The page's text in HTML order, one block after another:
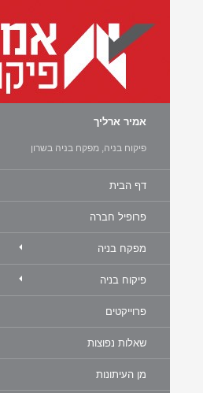
אמיר ארליך
פיקוח בניה, מפקח בניה בשרון
דף הבית
פרופיל חברה
מפקח בניה
פיקוח בניה
פרוייקטים
שאלות נפוצות
מן העיתונות